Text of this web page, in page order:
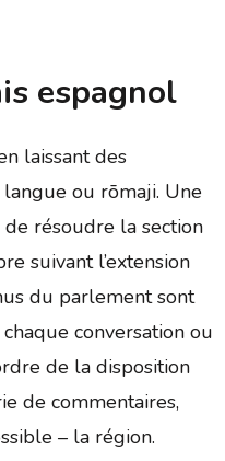
espagnol
laissant des
ou rōmaji. Une
résoudre la section
suivant l’extension
du parlement sont
conversation ou
de la disposition
de commentaires,
– la région.